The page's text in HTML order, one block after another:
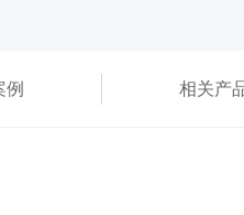
例 相关产